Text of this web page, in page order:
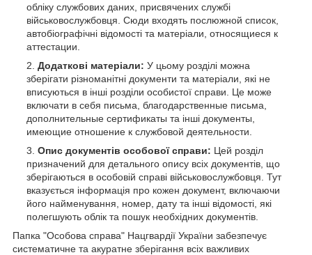
обліку службових даних, присвячених службі
військовослужбовця. Сюди входять послюжной список,
автобіографічні відомості та матеріали, относящиеся к
аттестации.
Додаткові матеріали: У цьому розділі можна
зберігати різноманітні документи та матеріали, які не
вписуються в інші розділи особистої справи. Це може
включати в себя письма, благодарственные письма,
дополнительные сертификаты та інші документы,
имеющие отношение к службовой деятельности.
Опис документів особової справи: Цей розділ
призначений для детального опису всіх документів, що
зберігаються в особовій справі військовослужбовця. Тут
вказується інформація про кожен документ, включаючи
його найменування, номер, дату та інші відомості, які
полегшують облік та пошук необхідних документів.
Папка "Особова справа" Нацгвардії України забезпечує
систематичне та акуратне зберігання всіх важливих